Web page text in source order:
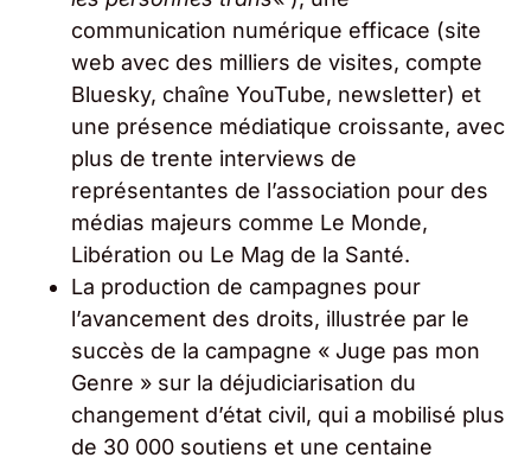
communication numérique efficace (site
web avec des milliers de visites, compte
Bluesky, chaîne YouTube, newsletter) et
une présence médiatique croissante, avec
plus de trente interviews de
représentantes de l’association pour des
médias majeurs comme Le Monde,
Libération ou Le Mag de la Santé.
La production de campagnes pour
l’avancement des droits, illustrée par le
succès de la campagne « Juge pas mon
Genre » sur la déjudiciarisation du
changement d’état civil, qui a mobilisé plus
de 30 000 soutiens et une centaine